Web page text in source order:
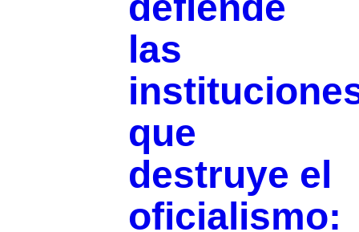
las
que
destruye el
oficialismo: